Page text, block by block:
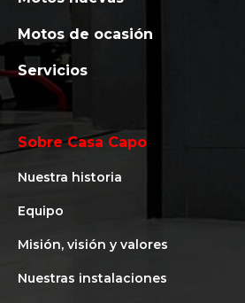
Motos de ocasión
Servicios
Sobre Casa Capo
Nuestra historia
Equipo
Misión, visión y valores
Nuestras instalaciones